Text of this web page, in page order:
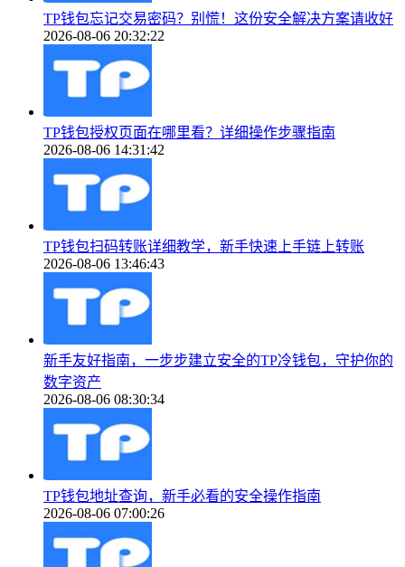
TP钱包忘记交易密码？别慌！这份安全解决方案请收好
2026-08-06 20:32:22
TP钱包授权页面在哪里看？详细操作步骤指南
2026-08-06 14:31:42
TP钱包扫码转账详细教学，新手快速上手链上转账
2026-08-06 13:46:43
新手友好指南，一步步建立安全的TP冷钱包，守护你的
数字资产
2026-08-06 08:30:34
TP钱包地址查询，新手必看的安全操作指南
2026-08-06 07:00:26